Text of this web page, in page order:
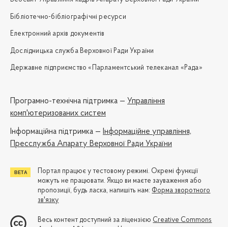
Бібліотечно-бібліографічні ресурси
Електронний архів документів
Дослідницька служба Верховної Ради України
Державне підприємство «Парламентський телеканал «Рада»
Програмно-технічна підтримка — Управління
комп'ютеризованих систем
Iнформаційна підтримка — Інформаційне управління,
Пресслужба Апарату Верховної Ради України
Портал працює у тестовому режимі. Окремі функції
можуть не працювати. Якщо ви маєте зауваження або
пропозиції, будь ласка, напишіть нам: Форма зворотного
зв'язку
Весь контент доступний за ліцензією Creative Commons